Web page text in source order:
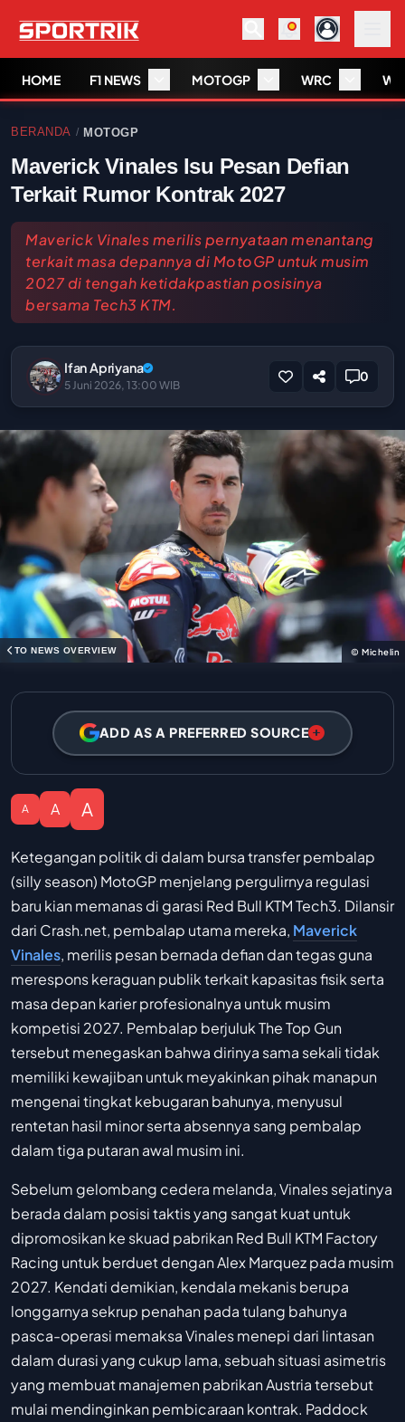
HOME F1 NEWS MOTOGP WRC
BERANDA / MOTOGP
Maverick Vinales Isu Pesan Defian
Terkait Rumor Kontrak 2027
Maverick Vinales merilis pernyataan menantang
terkait masa depannya di MotoGP untuk musim
2027 di tengah ketidakpastian posisinya
bersama Tech3 KTM.
Ifan Apriyana
5 Juni 2026, 13:00 WIB
0
TO NEWS OVERVIEW © Michelin
ADD AS A PREFERRED SOURCE
A A A
Ketegangan politik di dalam bursa transfer pembalap
(silly season) MotoGP menjelang pergulirnya regulasi
baru kian memanas di garasi Red Bull KTM Tech3. Dilansir
dari Crash.net, pembalap utama mereka, Maverick
Vinales, merilis pesan bernada defian dan tegas guna
merespons keraguan publik terkait kapasitas fisik serta
masa depan karier profesionalnya untuk musim
kompetisi 2027. Pembalap berjuluk The Top Gun
tersebut menegaskan bahwa dirinya sama sekali tidak
memiliki kewajiban untuk meyakinkan pihak manapun
mengenai tingkat kebugaran bahunya, menyusul
rentetan hasil minor serta absennya sang pembalap
dalam tiga putaran awal musim ini.
Sebelum gelombang cedera melanda, Vinales sejatinya
berada dalam posisi taktis yang sangat kuat untuk
dipromosikan ke skuad pabrikan Red Bull KTM Factory
Racing untuk berduet dengan Alex Marquez pada musim
2027. Kendati demikian, kendala mekanis berupa
longgarnya sekrup penahan pada tulang bahunya
pasca-operasi memaksa Vinales menepi dari lintasan
dalam durasi yang cukup lama, sebuah situasi asimetris
yang membuat manajemen pabrikan Austria tersebut
mulai mendinginkan pembicaraan kontrak. Paddock